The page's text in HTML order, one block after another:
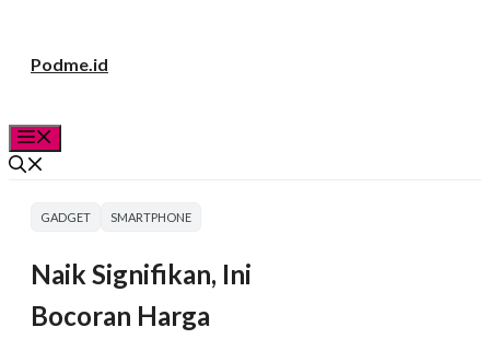
Podme.id
GADGET SMARTPHONE
Naik Signifikan, Ini
Bocoran Harga